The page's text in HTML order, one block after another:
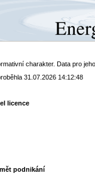
charakter. Data pro
31.07.2026 14:12:48
licence
podnikání